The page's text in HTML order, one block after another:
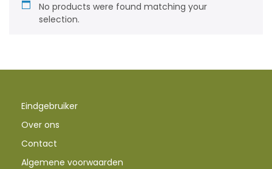
No products were found matching your
selection.
Eindgebruiker
Over ons
Contact
Algemene voorwaarden